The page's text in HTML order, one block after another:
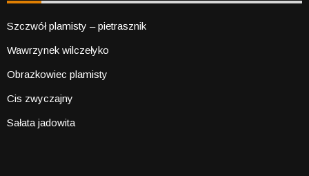
Szczwół plamisty – pietrasznik
Wawrzynek wilczełyko
Obrazkowiec plamisty
Cis zwyczajny
Sałata jadowita